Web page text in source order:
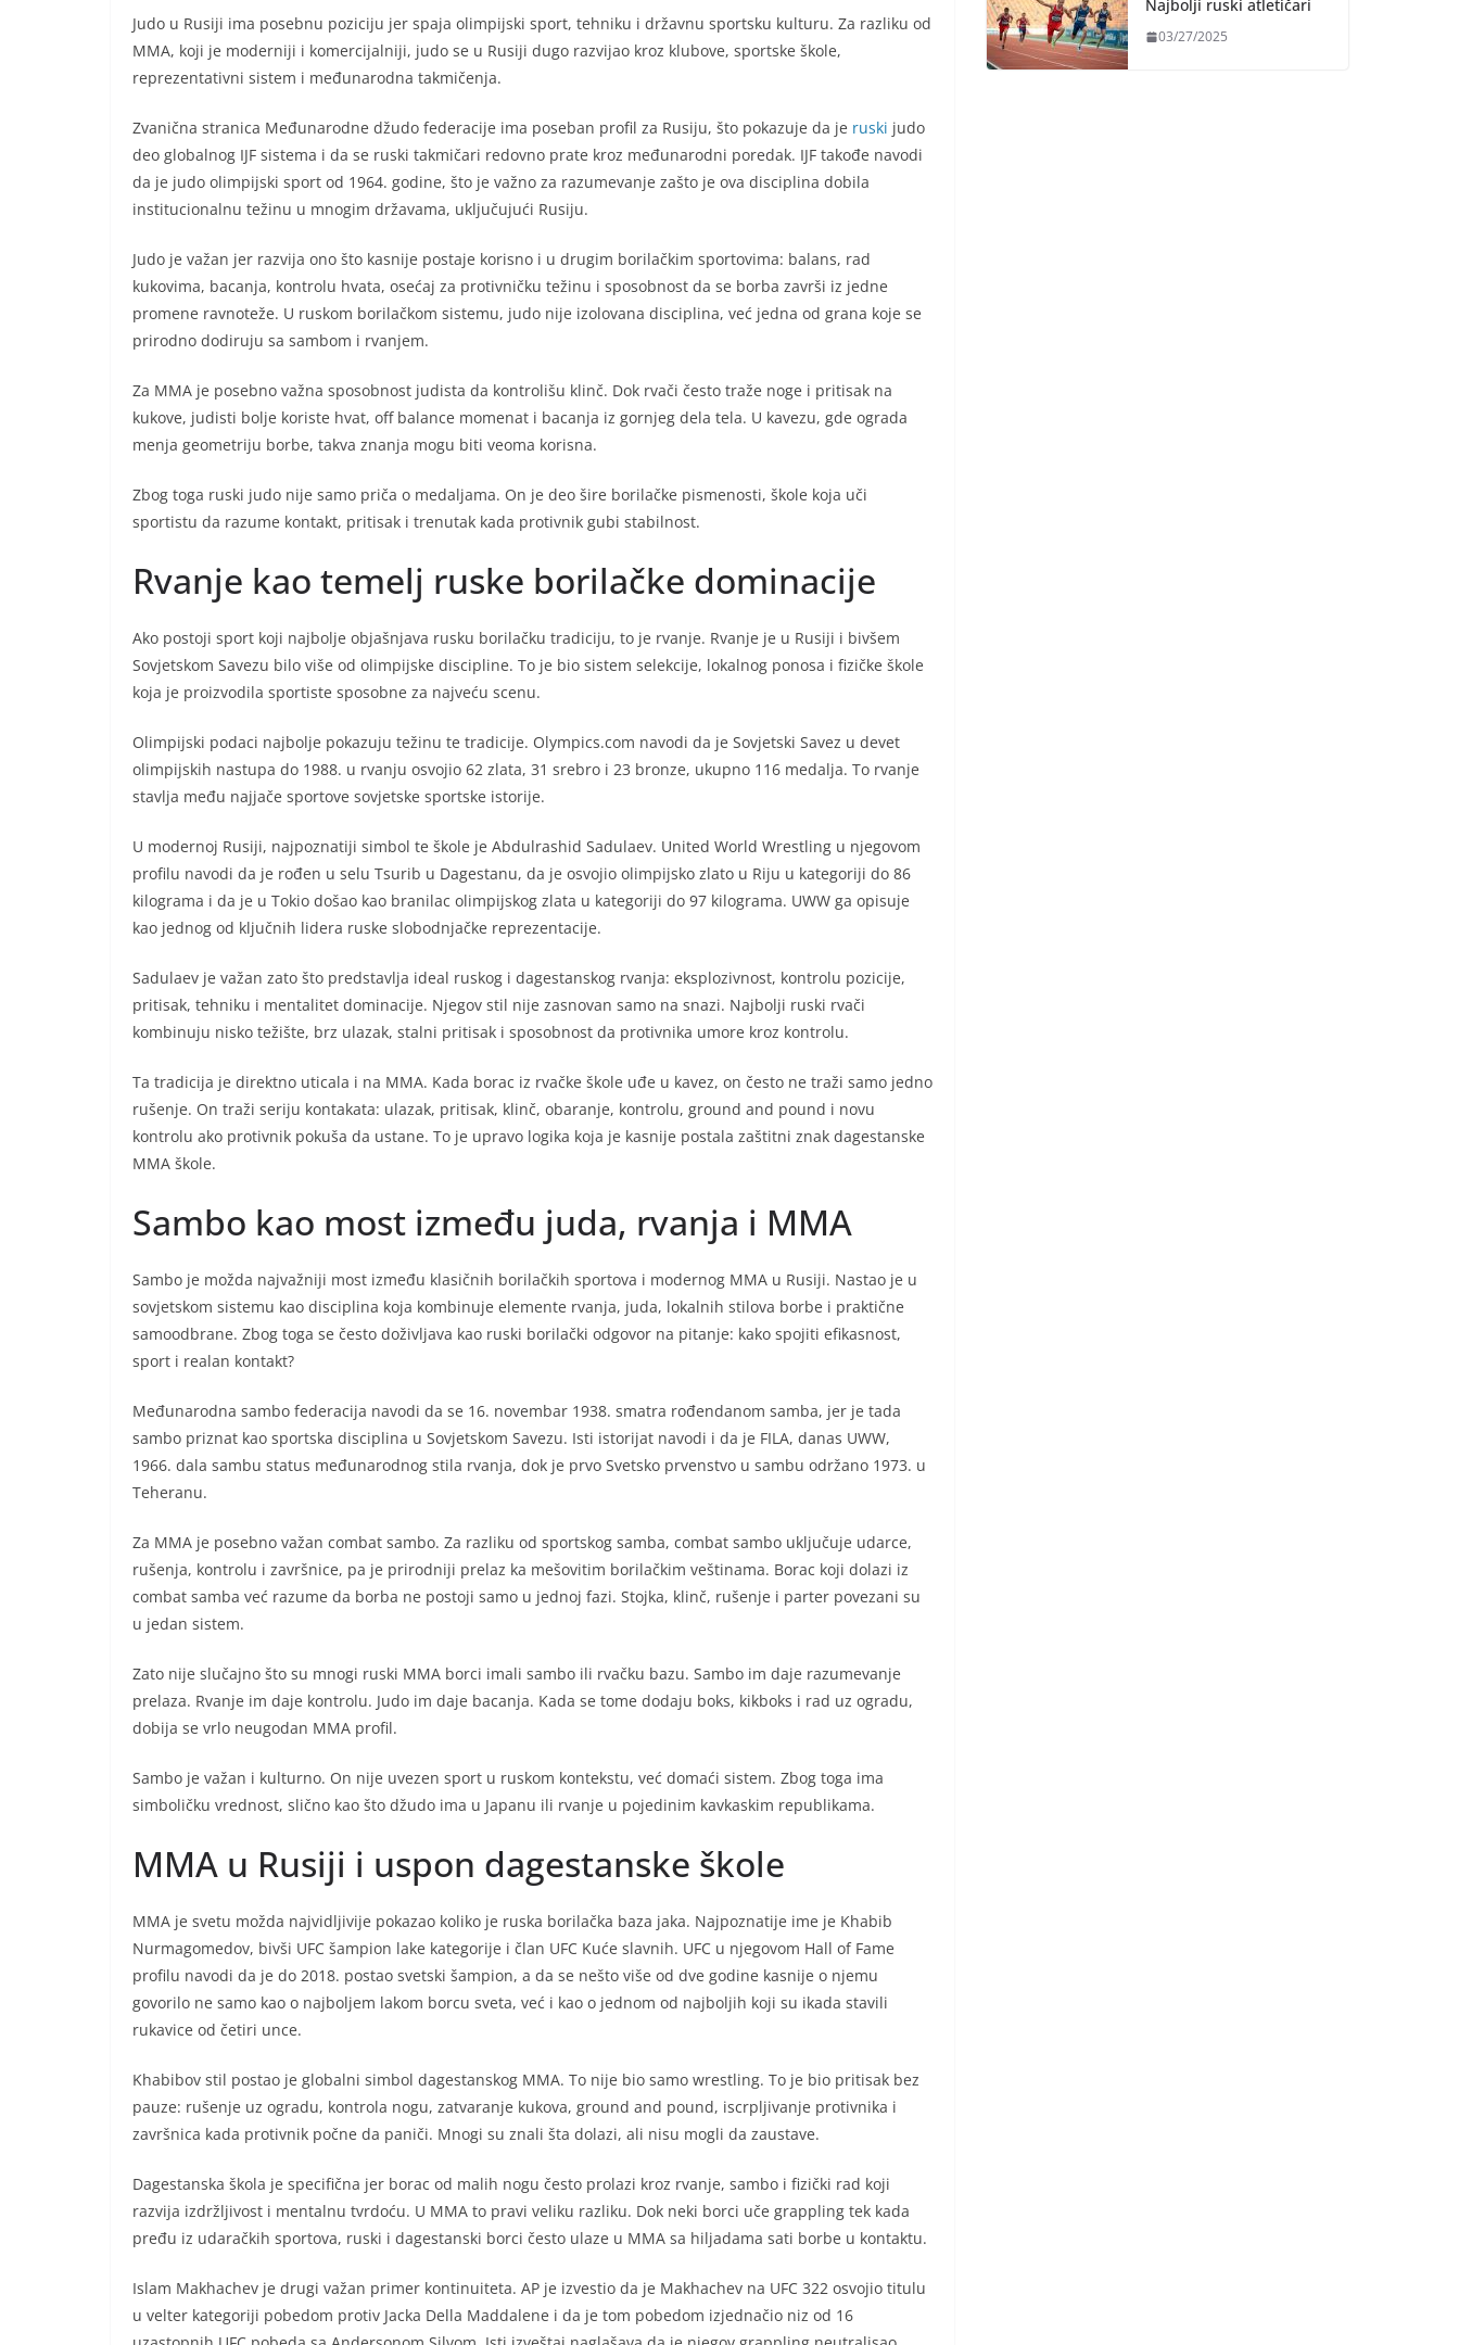
Judo u Rusiji ima posebnu poziciju jer spaja olimpijski sport, tehniku i državnu sportsku kulturu. Za razliku od
MMA, koji je moderniji i komercijalniji, judo se u Rusiji dugo razvijao kroz klubove, sportske škole,
reprezentativni sistem i međunarodna takmičenja.
Zvanična stranica Međunarodne džudo federacije ima poseban profil za Rusiju, što pokazuje da je ruski judo
deo globalnog IJF sistema i da se ruski takmičari redovno prate kroz međunarodni poredak. IJF takođe navodi
da je judo olimpijski sport od 1964. godine, što je važno za razumevanje zašto je ova disciplina dobila
institucionalnu težinu u mnogim državama, uključujući Rusiju.
Judo je važan jer razvija ono što kasnije postaje korisno i u drugim borilačkim sportovima: balans, rad
kukovima, bacanja, kontrolu hvata, osećaj za protivničku težinu i sposobnost da se borba završi iz jedne
promene ravnoteže. U ruskom borilačkom sistemu, judo nije izolovana disciplina, već jedna od grana koje se
prirodno dodiruju sa sambom i rvanjem.
Za MMA je posebno važna sposobnost judista da kontrolišu klinč. Dok rvači često traže noge i pritisak na
kukove, judisti bolje koriste hvat, off balance momenat i bacanja iz gornjeg dela tela. U kavezu, gde ograda
menja geometriju borbe, takva znanja mogu biti veoma korisna.
Zbog toga ruski judo nije samo priča o medaljama. On je deo šire borilačke pismenosti, škole koja uči
sportistu da razume kontakt, pritisak i trenutak kada protivnik gubi stabilnost.
Rvanje kao temelj ruske borilačke dominacije
Ako postoji sport koji najbolje objašnjava rusku borilačku tradiciju, to je rvanje. Rvanje je u Rusiji i bivšem
Sovjetskom Savezu bilo više od olimpijske discipline. To je bio sistem selekcije, lokalnog ponosa i fizičke škole
koja je proizvodila sportiste sposobne za najveću scenu.
Olimpijski podaci najbolje pokazuju težinu te tradicije. Olympics.com navodi da je Sovjetski Savez u devet
olimpijskih nastupa do 1988. u rvanju osvojio 62 zlata, 31 srebro i 23 bronze, ukupno 116 medalja. To rvanje
stavlja među najjače sportove sovjetske sportske istorije.
U modernoj Rusiji, najpoznatiji simbol te škole je Abdulrashid Sadulaev. United World Wrestling u njegovom
profilu navodi da je rođen u selu Tsurib u Dagestanu, da je osvojio olimpijsko zlato u Riju u kategoriji do 86
kilograma i da je u Tokio došao kao branilac olimpijskog zlata u kategoriji do 97 kilograma. UWW ga opisuje
kao jednog od ključnih lidera ruske slobodnjačke reprezentacije.
Sadulaev je važan zato što predstavlja ideal ruskog i dagestanskog rvanja: eksplozivnost, kontrolu pozicije,
pritisak, tehniku i mentalitet dominacije. Njegov stil nije zasnovan samo na snazi. Najbolji ruski rvači
kombinuju nisko težište, brz ulazak, stalni pritisak i sposobnost da protivnika umore kroz kontrolu.
Ta tradicija je direktno uticala i na MMA. Kada borac iz rvačke škole uđe u kavez, on često ne traži samo jedno
rušenje. On traži seriju kontakata: ulazak, pritisak, klinč, obaranje, kontrolu, ground and pound i novu
kontrolu ako protivnik pokuša da ustane. To je upravo logika koja je kasnije postala zaštitni znak dagestanske
MMA škole.
Sambo kao most između juda, rvanja i MMA
Sambo je možda najvažniji most između klasičnih borilačkih sportova i modernog MMA u Rusiji. Nastao je u
sovjetskom sistemu kao disciplina koja kombinuje elemente rvanja, juda, lokalnih stilova borbe i praktične
samoodbrane. Zbog toga se često doživljava kao ruski borilački odgovor na pitanje: kako spojiti efikasnost,
sport i realan kontakt?
Međunarodna sambo federacija navodi da se 16. novembar 1938. smatra rođendanom samba, jer je tada
sambo priznat kao sportska disciplina u Sovjetskom Savezu. Isti istorijat navodi i da je FILA, danas UWW,
1966. dala sambu status međunarodnog stila rvanja, dok je prvo Svetsko prvenstvo u sambu održano 1973. u
Teheranu.
Za MMA je posebno važan combat sambo. Za razliku od sportskog samba, combat sambo uključuje udarce,
rušenja, kontrolu i završnice, pa je prirodniji prelaz ka mešovitim borilačkim veštinama. Borac koji dolazi iz
combat samba već razume da borba ne postoji samo u jednoj fazi. Stojka, klinč, rušenje i parter povezani su
u jedan sistem.
Zato nije slučajno što su mnogi ruski MMA borci imali sambo ili rvačku bazu. Sambo im daje razumevanje
prelaza. Rvanje im daje kontrolu. Judo im daje bacanja. Kada se tome dodaju boks, kikboks i rad uz ogradu,
dobija se vrlo neugodan MMA profil.
Sambo je važan i kulturno. On nije uvezen sport u ruskom kontekstu, već domaći sistem. Zbog toga ima
simboličku vrednost, slično kao što džudo ima u Japanu ili rvanje u pojedinim kavkaskim republikama.
MMA u Rusiji i uspon dagestanske škole
MMA je svetu možda najvidljivije pokazao koliko je ruska borilačka baza jaka. Najpoznatije ime je Khabib
Nurmagomedov, bivši UFC šampion lake kategorije i član UFC Kuće slavnih. UFC u njegovom Hall of Fame
profilu navodi da je do 2018. postao svetski šampion, a da se nešto više od dve godine kasnije o njemu
govorilo ne samo kao o najboljem lakom borcu sveta, već i kao o jednom od najboljih koji su ikada stavili
rukavice od četiri unce.
Khabibov stil postao je globalni simbol dagestanskog MMA. To nije bio samo wrestling. To je bio pritisak bez
pauze: rušenje uz ogradu, kontrola nogu, zatvaranje kukova, ground and pound, iscrpljivanje protivnika i
završnica kada protivnik počne da paniči. Mnogi su znali šta dolazi, ali nisu mogli da zaustave.
Dagestanska škola je specifična jer borac od malih nogu često prolazi kroz rvanje, sambo i fizički rad koji
razvija izdržljivost i mentalnu tvrdoću. U MMA to pravi veliku razliku. Dok neki borci uče grappling tek kada
pređu iz udaračkih sportova, ruski i dagestanski borci često ulaze u MMA sa hiljadama sati borbe u kontaktu.
Islam Makhachev je drugi važan primer kontinuiteta. AP je izvestio da je Makhachev na UFC 322 osvojio titulu
u velter kategoriji pobedom protiv Jacka Della Maddalene i da je tom pobedom izjednačio niz od 16
Najbolji ruski atletičari
03/27/2025